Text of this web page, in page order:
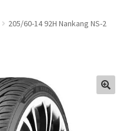
205/60-14 92H Nankang NS-2